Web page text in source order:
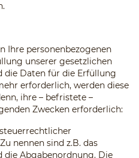
Ihre personenbezogenen
unserer gesetzlichen
die Daten für die Erfüllung
erforderlich, werden diese
ihre – befristete –
Zwecken erforderlich:
nennen sind z.B. das
die Abgabenordnung. Die